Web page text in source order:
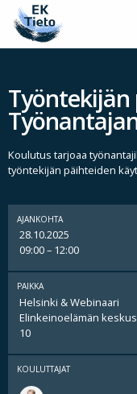
Koulutus tarjoaa
työntekijän päihteiden
AJANKOHTA
28.10.2025
09:00 – 12:00
PAIKKA
Helsinki & Webinaari
Elinkeinoelämän
10
KOULUTTAJAT